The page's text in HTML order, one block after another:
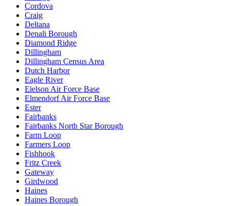
Cordova
Craig
Deltana
Denali Borough
Diamond Ridge
Dillingham
Dillingham Census Area
Dutch Harbor
Eagle River
Eielson Air Force Base
Elmendorf Air Force Base
Ester
Fairbanks
Fairbanks North Star Borough
Farm Loop
Farmers Loop
Fishhook
Fritz Creek
Gateway
Girdwood
Haines
Haines Borough